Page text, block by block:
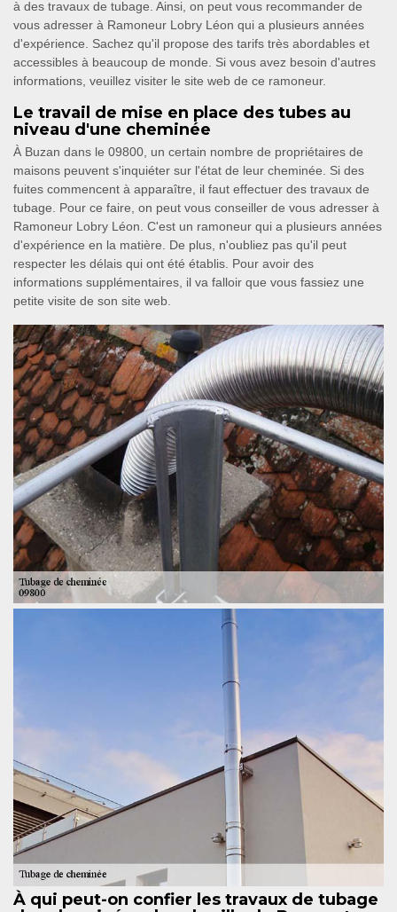
à des travaux de tubage. Ainsi, on peut vous recommander de
vous adresser à Ramoneur Lobry Léon qui a plusieurs années
d'expérience. Sachez qu'il propose des tarifs très abordables et
accessibles à beaucoup de monde. Si vous avez besoin d'autres
informations, veuillez visiter le site web de ce ramoneur.
Le travail de mise en place des tubes au
niveau d'une cheminée
À Buzan dans le 09800, un certain nombre de propriétaires de
maisons peuvent s'inquiéter sur l'état de leur cheminée. Si des
fuites commencent à apparaître, il faut effectuer des travaux de
tubage. Pour ce faire, on peut vous conseiller de vous adresser à
Ramoneur Lobry Léon. C'est un ramoneur qui a plusieurs années
d'expérience en la matière. De plus, n'oubliez pas qu'il peut
respecter les délais qui ont été établis. Pour avoir des
informations supplémentaires, il va falloir que vous fassiez une
petite visite de son site web.
À qui peut-on confier les travaux de tubage